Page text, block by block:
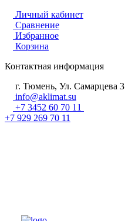
Личный кабинет
Сравнение
Избранное
Корзина
Контактная информация
г. Тюмень, Ул. Самарцева 3
info@aklimat.su
+7 3452 60 70 11
+7 929 269 70 11